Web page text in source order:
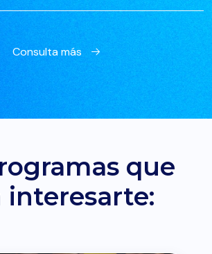
Consulta más
que
interesarte: